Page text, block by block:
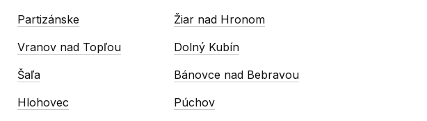
Partizánske
Vranov nad Topľou
Šaľa
Hlohovec
Žiar nad Hronom
Dolný Kubín
Bánovce nad Bebravou
Púchov